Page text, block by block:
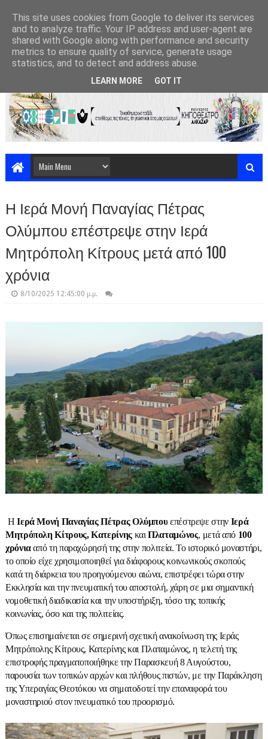
Η Ιερά Μονή Παναγίας Πέτρας
Ολύμπου επέστρεψε στην Ιερά
Μητρόπολη Κίτρους μετά από 100
χρόνια
8/10/2025 12:45:00 μ.μ.
ΗΙερά Μονή Παναγίας Πέτρας Ολύμπου επέστρεψε στην Ιερά
Μητρόπολη Κίτρους, ΚατερίνηςκαιΠλαταμώνος, μετά από 100
χρόνιααπό τη παραχώρησή της στην πολιτεία. Το ιστορικό μοναστήρι,
το οποίο είχε χρησιμοποιηθεί για διάφορους κοινωνικούς σκοπούς
κατά τη διάρκεια του προηγούμενου αιώνα, επιστρέφει τώρα στην
Εκκλησία και την πνευματική του αποστολή, χάρη σε μια σημαντική
νομοθετική διαδικασία και την υποστήριξη, τόσο της τοπικής
κοινωνίας, όσο και της πολιτείας.
Όπως επισημαίνεται σε σημερινή σχετική ανακοίνωση της Ιεράς
Μητρόπολης Κίτρους, Κατερίνης και Πλαταμώνος, η τελετή της
επιστροφής πραγματοποιήθηκε την Παρασκευή 8 Αυγούστου,
παρουσία των τοπικών αρχών και πλήθους πιστών, με την Παράκληση
της Υπεραγίας Θεοτόκου να σηματοδοτεί την επαναφορά του
μοναστηριού στον πνευματικό του προορισμό.
This site uses cookies from Google to deliver its services
and to analyze traffic. Your IP address and user-agent are
shared with Google along with performance and security
metrics to ensure quality of service, generate usage
statistics, and to detect and address abuse.
LEARN MORE GOT IT